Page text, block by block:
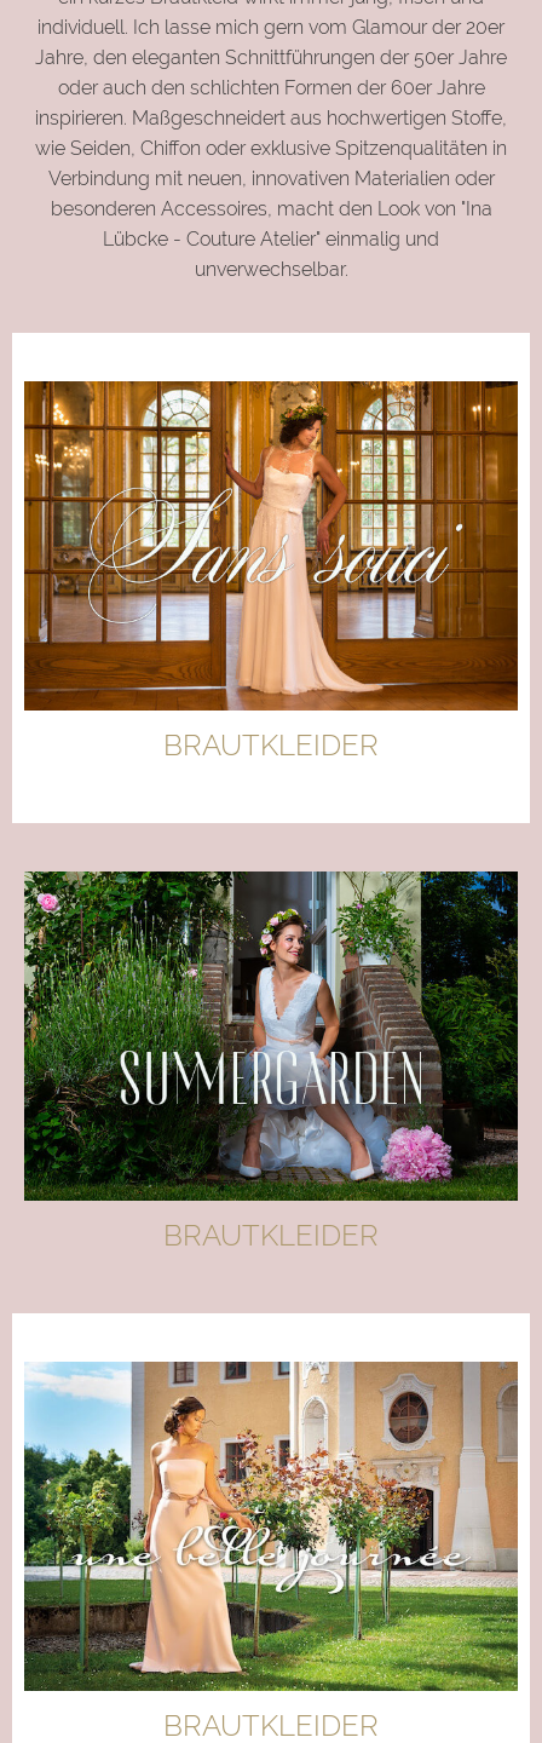
individuell. Ich lasse mich gern vom Glamour der 20er
Jahre, den eleganten Schnittführungen der 50er Jahre
oder auch den schlichten Formen der 60er Jahre
inspirieren. Maßgeschneidert aus hochwertigen Stoffe,
wie Seiden, Chiffon oder exklusive Spitzenqualitäten in
Verbindung mit neuen, innovativen Materialien oder
besonderen Accessoires, macht den Look von "Ina
Lübcke - Couture Atelier" einmalig und
unverwechselbar.
BRAUTKLEIDER
BRAUTKLEIDER
BRAUTKLEIDER